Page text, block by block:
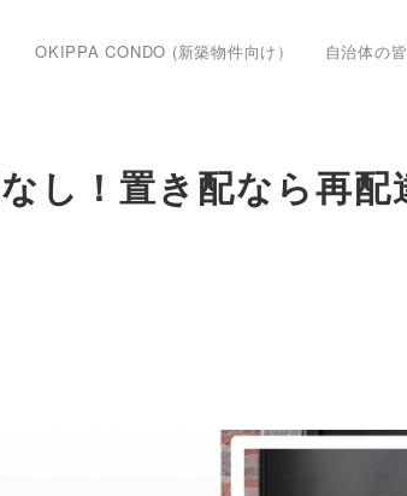
OKIPPA CONDO (新築物件向け） 自治体の
し！置き配なら再